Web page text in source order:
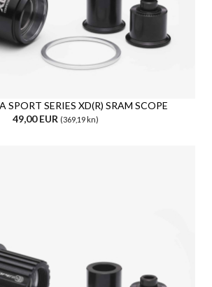
SPORT SERIES XD(R) SRAM SCOPE
49,00 EUR (369,19 kn)